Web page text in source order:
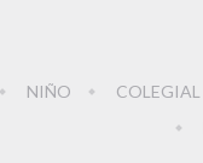
NIÑO COLEGIAL